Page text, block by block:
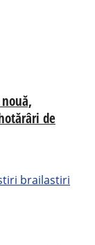
de
brailastiri